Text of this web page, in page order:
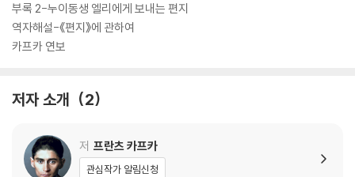
부록 2-누이동생 엘리에게 보내는 편지
역자해설-《편지》에 관하여
카프카 연보
저자 소개 2
저 프란츠 카프카
관심작가 알림신청